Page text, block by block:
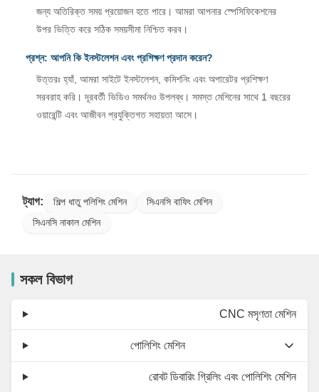
জন্য অতিরিক্ত সময় প্রয়োজন হতে পারে। আমরা আপনার স্পেসিফিকেশনের
উপর ভিত্তি করে সঠিক সময়সীমা নিশ্চিত করব।
প্রশ্ন: আপনি কি ইনস্টলেশন এবং প্রশিক্ষণ প্রদান করেন?
উত্তরঃ হ্যাঁ, আমরা সাইটে ইনস্টলেশন, কমিশনিং এবং অপারেটর প্রশিক্ষণ
সরবরাহ করি। দূরবর্তী ভিডিও সমর্থনও উপলব্ধ। সমস্ত মেশিনের সাথে 1 বছরের
ওয়ারেন্টি এবং আজীবন প্রযুক্তিগত সহায়তা আসে।
ট্যাগ: শিল্প ধাতু পলিশিং মেশিন
সিএনসি বাফিং মেশিন
সিএনসি নাকাল মেশিন
সকল বিভাগ
CNC মসৃণতা মেশিন
পোলিশিং মেশিন
রোবট ডিবারিং গ্রিলিং এবং পোলিশিং মেশিন